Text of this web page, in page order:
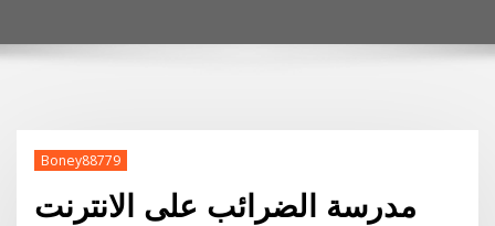
Boney88779
مدرسة الضرائب على الانترنت